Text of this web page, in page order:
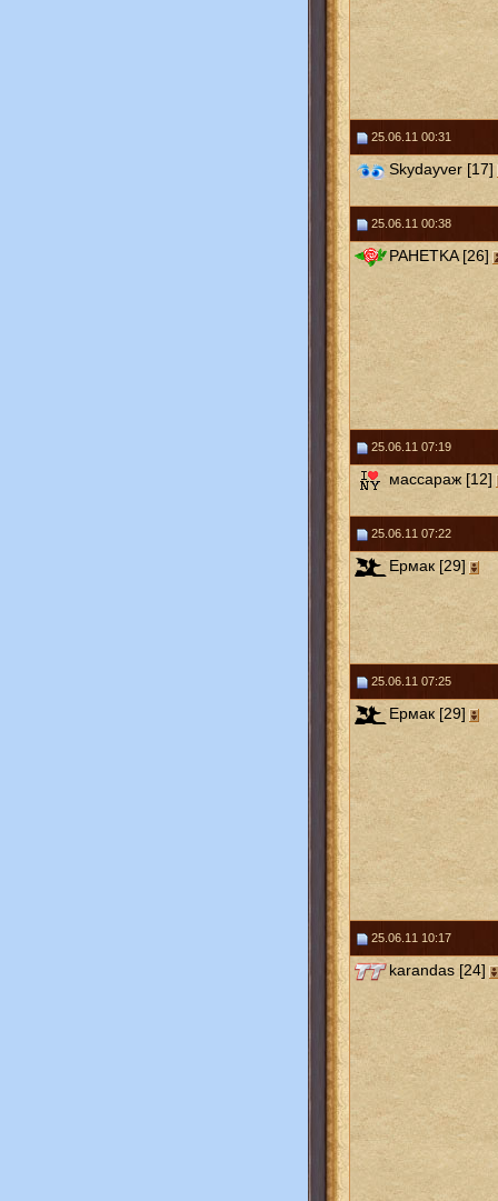
25.06.11 00:31
Skydayver [17]
25.06.11 00:38
PAHETKA [26]
25.06.11 07:19
массараж [12]
25.06.11 07:22
Ермак [29]
25.06.11 07:25
Ермак [29]
25.06.11 10:17
karandas [24]